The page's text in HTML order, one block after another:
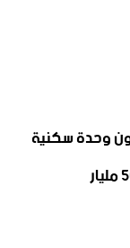
وحدة سكنية